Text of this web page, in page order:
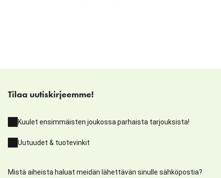
Tilaa uutiskirjeemme!
Kuulet ensimmäisten joukossa parhaista tarjouksista!
Uutuudet & tuotevinkit
Mistä aiheista haluat meidän lähettävän sinulle sähköpostia?